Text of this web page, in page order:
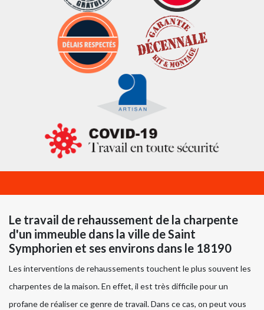
Le travail de rehaussement de la charpente
d'un immeuble dans la ville de Saint
Symphorien et ses environs dans le 18190
Les interventions de rehaussements touchent le plus souvent les
charpentes de la maison. En effet, il est très difficile pour un
profane de réaliser ce genre de travail. Dans ce cas, on peut vous